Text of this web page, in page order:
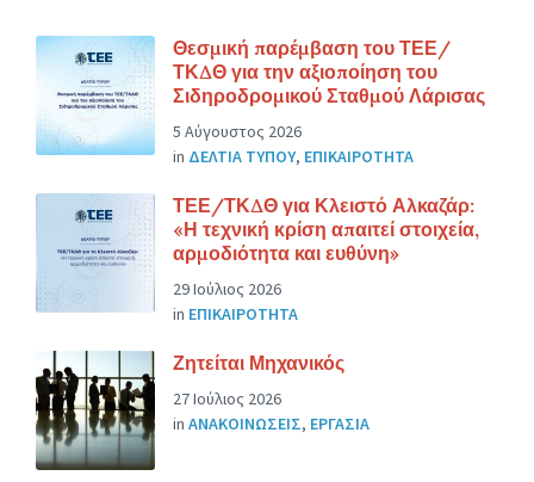
Θεσμική παρέμβαση του ΤΕΕ/
ΤΚΔΘ για την αξιοποίηση του
Σιδηροδρομικού Σταθμού Λάρισας
5 Αύγουστος 2026
in ΔΕΛΤΙΑ ΤΥΠΟΥ, ΕΠΙΚΑΙΡΟΤΗΤΑ
ΤΕΕ/ΤΚΔΘ για Κλειστό Αλκαζάρ:
«Η τεχνική κρίση απαιτεί στοιχεία,
αρμοδιότητα και ευθύνη»
29 Ιούλιος 2026
in ΕΠΙΚΑΙΡΟΤΗΤΑ
Ζητείται Μηχανικός
27 Ιούλιος 2026
in ΑΝΑΚΟΙΝΩΣΕΙΣ, ΕΡΓΑΣΙΑ